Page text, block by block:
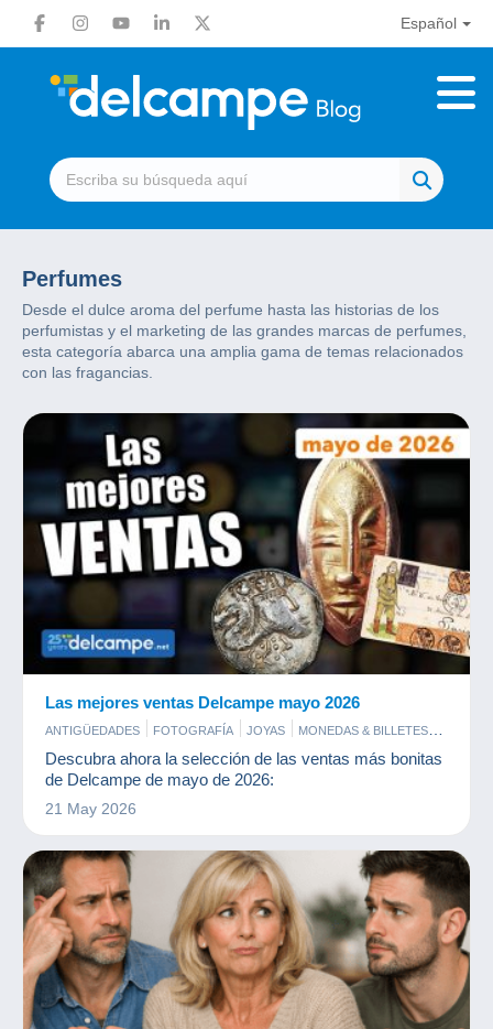
Español
Perfumes
Desde el dulce aroma del perfume hasta las historias de los
perfumistas y el marketing de las grandes marcas de perfumes,
esta categoría abarca una amplia gama de temas relacionados
con las fragancias.
Las mejores ventas Delcampe mayo 2026
ANTIGÜEDADES FOTOGRAFÍA JOYAS
MONEDAS & BILLETES
PERFUMES
POSTALES SELLOS
Descubra ahora la selección de las ventas más bonitas
de Delcampe de mayo de 2026:
21 May 2026